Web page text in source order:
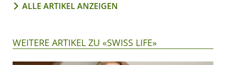
ALLE ARTIKEL ANZEIGEN
WEITERE ARTIKEL ZU «SWISS LIFE»